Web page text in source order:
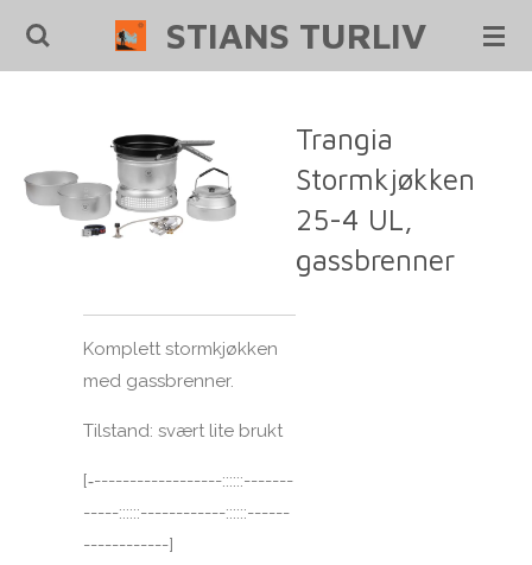
Gå
STIANS TURLIV
Trangia
Stormkjøkken
25-4 UL,
gassbrenner
Komplett stormkjøkken
med gassbrenner.
Tilstand: svært lite brukt
[‐------------------::::::-------
-----::::::------------::::::------
------------]